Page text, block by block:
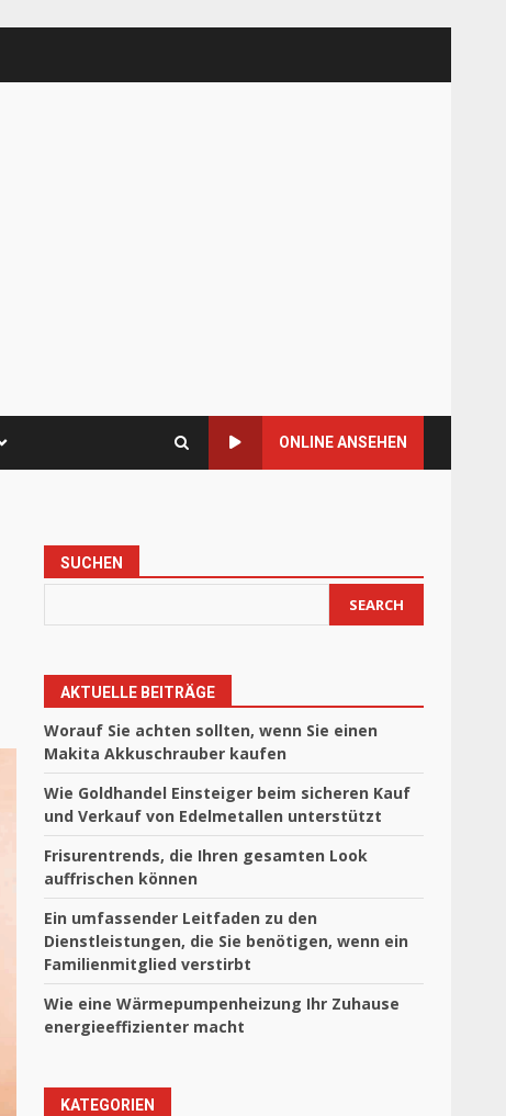
ONLINE ANSEHEN
SUCHEN
SEARCH
AKTUELLE BEITRÄGE
Worauf Sie achten sollten, wenn Sie einen
Makita Akkuschrauber kaufen
Wie Goldhandel Einsteiger beim sicheren Kauf
und Verkauf von Edelmetallen unterstützt
Frisurentrends, die Ihren gesamten Look
auffrischen können
Ein umfassender Leitfaden zu den
Dienstleistungen, die Sie benötigen, wenn ein
Familienmitglied verstirbt
Wie eine Wärmepumpenheizung Ihr Zuhause
energieeffizienter macht
KATEGORIEN